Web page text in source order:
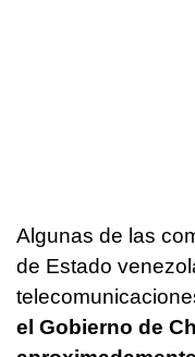
Algunas de las
de Estado
el Gobierno de